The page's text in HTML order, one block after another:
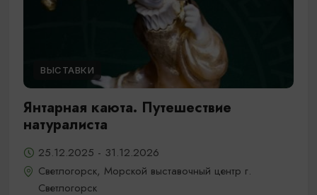
ВЫСТАВКИ
Янтарная каюта. Путешествие
натуралиста
25.12.2025 - 31.12.2026
Светлогорск, Морской выставочный центр г.
Светлогорск